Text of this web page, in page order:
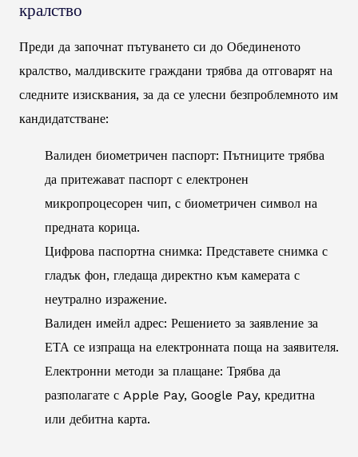
кралство
Преди да започнат пътуването си до Обединеното
кралство, малдивските граждани трябва да отговарят на
следните изисквания, за да се улесни безпроблемното им
кандидатстване:
Валиден биометричен паспорт: Пътниците трябва
да притежават паспорт с електронен
микропроцесорен чип, с биометричен символ на
предната корица.
Цифрова паспортна снимка: Представете снимка с
гладък фон, гледаща директно към камерата с
неутрално изражение.
Валиден имейл адрес: Решението за заявление за
ЕТА се изпраща на електронната поща на заявителя.
Електронни методи за плащане: Трябва да
разполагате с Apple Pay, Google Pay, кредитна
или дебитна карта.